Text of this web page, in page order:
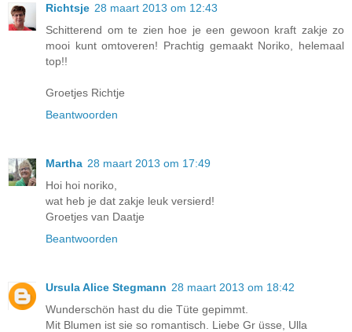
Richtsje 28 maart 2013 om 12:43
Schitterend om te zien hoe je een gewoon kraft zakje zo
mooi kunt omtoveren! Prachtig gemaakt Noriko, helemaal
top!!
Groetjes Richtje
Beantwoorden
Martha 28 maart 2013 om 17:49
Hoi hoi noriko,
wat heb je dat zakje leuk versierd!
Groetjes van Daatje
Beantwoorden
Ursula Alice Stegmann 28 maart 2013 om 18:42
Wunderschön hast du die Tüte gepimmt.
Mit Blumen ist sie so romantisch. Liebe Gr üsse, Ulla